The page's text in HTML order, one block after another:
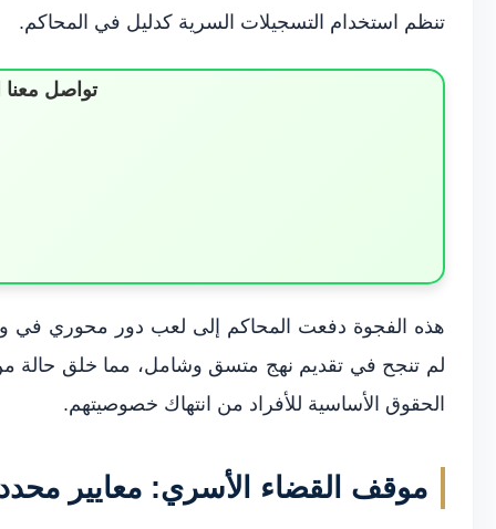
تنظم استخدام التسجيلات السرية كدليل في المحاكم.
تواصل
هذه الفجوة دفعت المحاكم إلى لعب دور محوري في وضع
لم تنجح في تقديم نهج متسق وشامل، مما خلق حالة من
الحقوق الأساسية للأفراد من انتهاك خصوصيتهم.
موقف القضاء الأسري: معايير